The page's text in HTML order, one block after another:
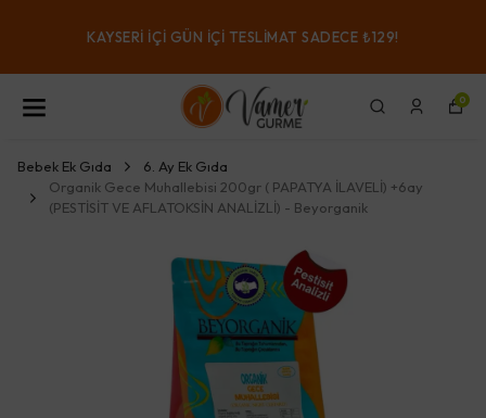
KAYSERI IÇI GÜN IÇI TESLIMAT SADECE ₺129!
0
Bebek Ek Gıda
6. Ay Ek Gıda
Organik Gece Muhallebisi 200gr ( PAPATYA İLAVELİ) +6ay
(PESTİSİT VE AFLATOKSİN ANALİZLİ) - Beyorganik